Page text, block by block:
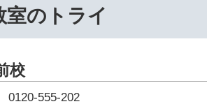
室のトライ
校
0120-555-202